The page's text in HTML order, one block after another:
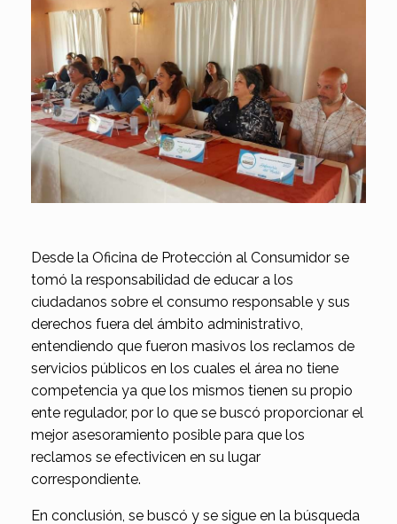
Desde la Oficina de Protección al Consumidor se
tomó la responsabilidad de educar a los
ciudadanos sobre el consumo responsable y sus
derechos fuera del ámbito administrativo,
entendiendo que fueron masivos los reclamos de
servicios públicos en los cuales el área no tiene
competencia ya que los mismos tienen su propio
ente regulador, por lo que se buscó proporcionar el
mejor asesoramiento posible para que los
reclamos se efectivicen en su lugar
correspondiente.
En conclusión, se buscó y se sigue en la búsqueda